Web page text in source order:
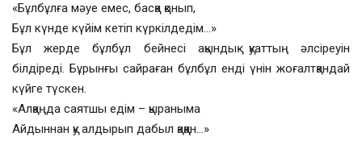
«Бұлбұлға мәуе емес, басқа қонып,
Бұл күнде күйім кетіп күркілдедім…»
Бұл жерде бұлбұл бейнесі ақындық қуаттың әлсіреуін
білдіреді. Бұрынғы сайраған бұлбұл енді үнін жоғалтқандай
күйге түскен.
«Алқаңда саятшы едім – қыраныма
Айдыннан қу алдырып дабыл қаққан…»